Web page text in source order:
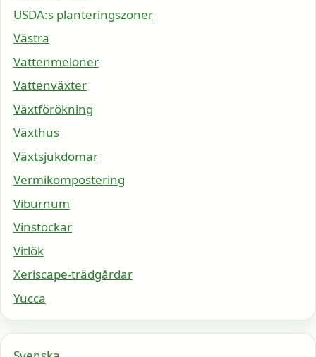
USDA:s planteringszoner
Västra
Vattenmeloner
Vattenväxter
Växtförökning
Växthus
Växtsjukdomar
Vermikompostering
Viburnum
Vinstockar
Vitlök
Xeriscape-trädgårdar
Yucca